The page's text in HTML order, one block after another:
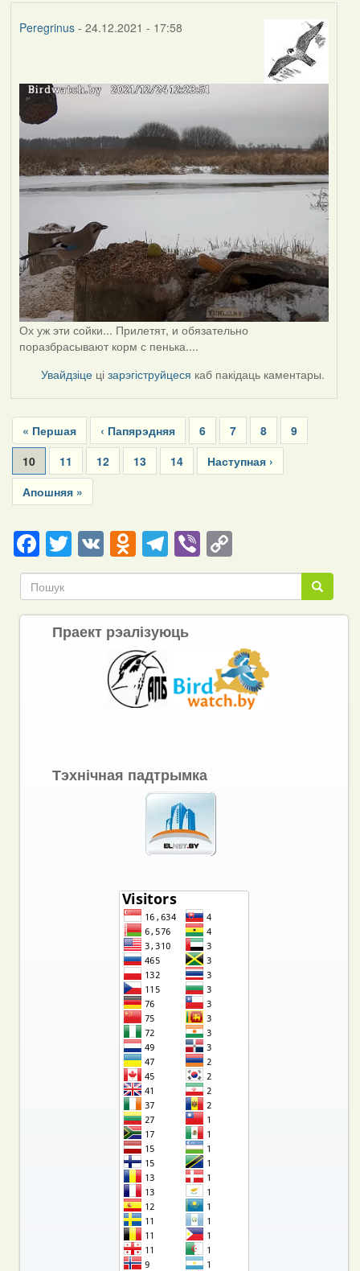
Peregrinus- 24.12.2021 - 17:58
Ох уж эти сойки... Прилетят, и обязательно
поразбрасывают корм с пенька....
Увайдзіце цізарэгіструйцеся каб пакідаць каментары.
Pagination
First
page
« Першая
Previous
page
‹ Папярэдняя Page
6 Page
7 Page
8 Page
9
Current
page
10 Page
11 Page
12 Page
13 Page
14
Next
page
Наступная ›
Last
page
Апошняя »
Facebook
Twitter
VKOdnoklassniki
Telegram
ViberCopy
Link Пошук
Пошук
Праект рэалізуюць
Тэхнічная падтрымка